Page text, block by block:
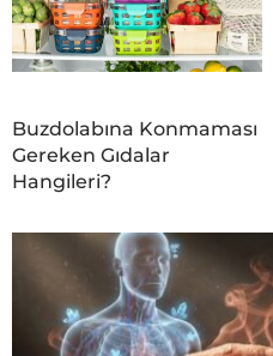
Buzdolabına Konmaması
Gereken Gıdalar
Hangileri?